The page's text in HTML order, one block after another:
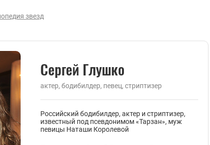
звезд
Сергей Глушко
актер, бодибилдер, певец, стриптизер
Российский бодибилдер, актер и стриптизер,
известный под псевдонимом «Тарзан», муж
певицы Наташи Королевой